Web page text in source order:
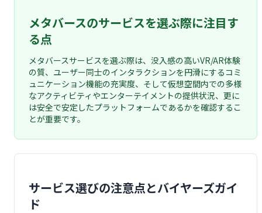
メタバースのサービスを選ぶ際に注目す
る点
メタバースサービスを選ぶ際は、没入感の高いVR/AR体験
の質、ユーザー同士のインタラクションを円滑にするコミ
ュニケーション機能の充実度、そして仮想空間内での多様
なアクティビティやエンターテイメントの提供状況、更に
は安全で安定したプラットフォームであるかを確認するこ
とが重要です。
サービス選びの注意点とバイヤーズガイ
ド